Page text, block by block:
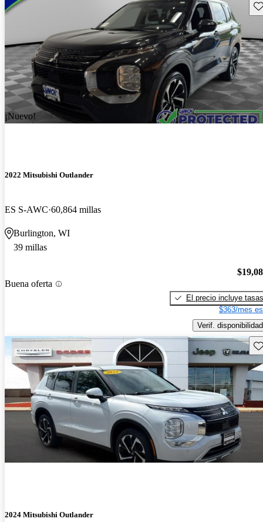
¡Nuevo!
2022 Mitsubishi Outlander
ES S-AWC 60,864 millas
Burlington, WI
39 millas
Buena oferta
El precio incluye tasas
$363/mes
Verif. disponibilidad
2024 Mitsubishi Outlander